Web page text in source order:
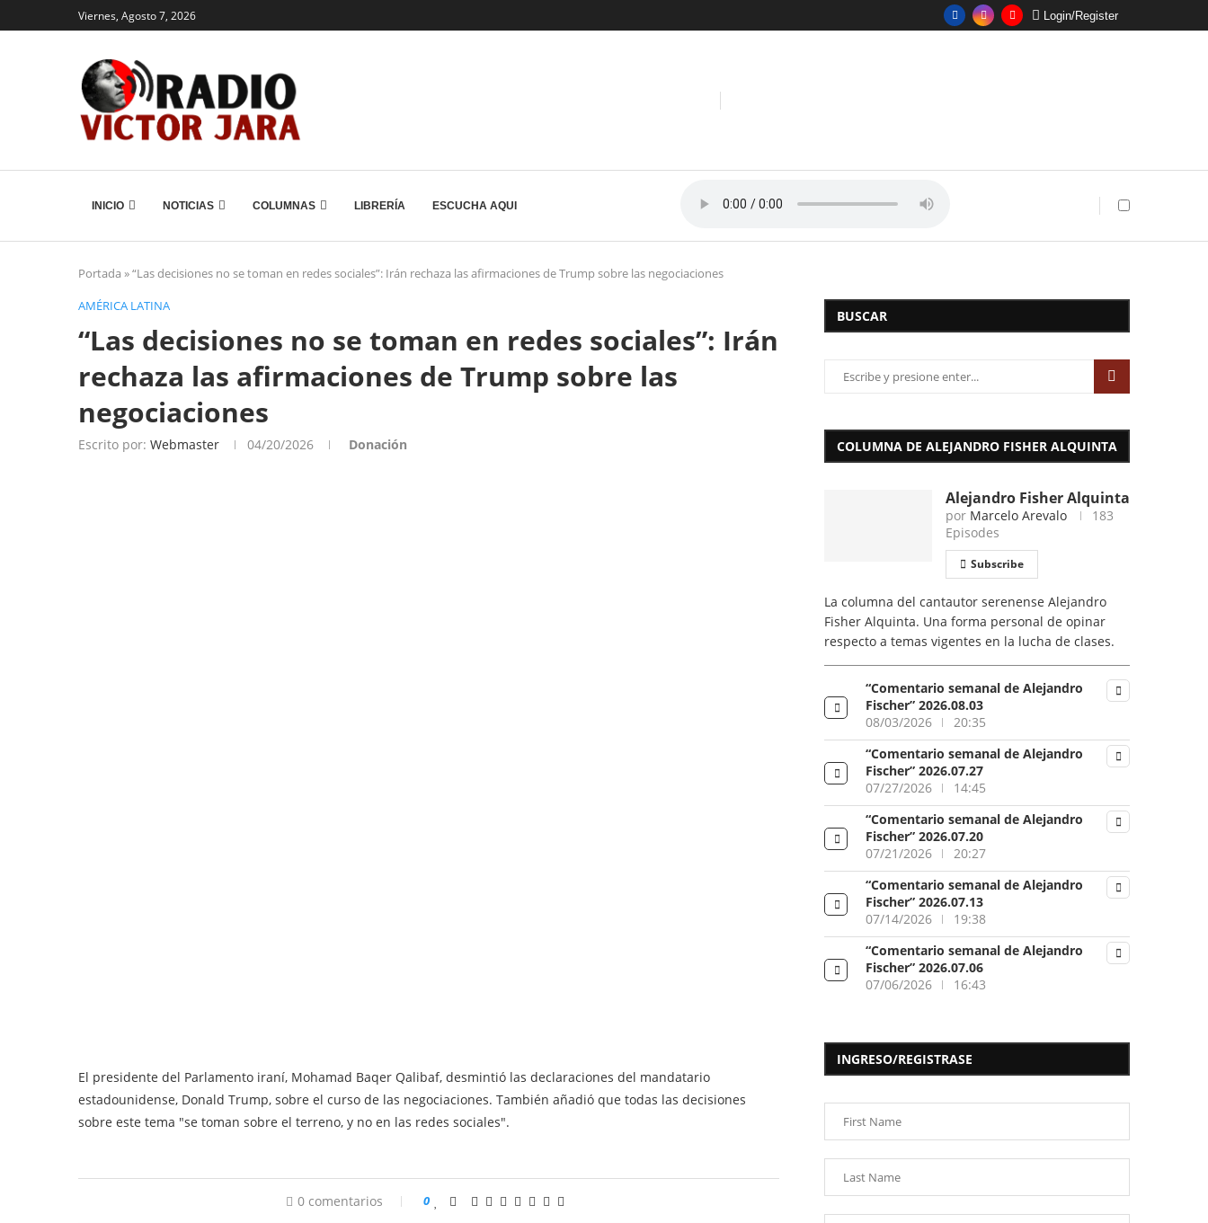
Viernes, Agosto 7, 2026 Login/Register
INICIO NOTICIAS COLUMNAS LIBRERÍA ESCUCHA AQUI
Portada »“Las decisiones no se toman en redes sociales”: Irán rechaza las afirmaciones de Trump sobre las negociaciones
AMÉRICA LATINA
“Las decisiones no se toman en redes sociales”: Irán
rechaza las afirmaciones de Trump sobre las
negociaciones
Escrito por: Webmaster 04/20/2026 Donación
El presidente del Parlamento iraní, Mohamad Baqer Qalibaf, desmintió las declaraciones del mandatario
estadounidense, Donald Trump, sobre el curso de las negociaciones. También añadió que todas las decisiones
sobre este tema "se toman sobre el terreno, y no en las redes sociales".
0 comentarios 0
BUSCAR
COLUMNA DE ALEJANDRO FISHER ALQUINTA
Alejandro Fisher Alquinta
por Marcelo Arevalo
183
Episodes
Subscribe
La columna del cantautor serenense Alejandro
Fisher Alquinta. Una forma personal de opinar
respecto a temas vigentes en la lucha de clases.
“Comentario semanal de Alejandro
Fischer” 2026.08.03
08/03/2026
20:35
“Comentario semanal de Alejandro
Fischer” 2026.07.27
07/27/2026
14:45
“Comentario semanal de Alejandro
Fischer” 2026.07.20
07/21/2026
20:27
“Comentario semanal de Alejandro
Fischer” 2026.07.13
07/14/2026
19:38
“Comentario semanal de Alejandro
Fischer” 2026.07.06
07/06/2026
16:43
INGRESO/REGISTRASE